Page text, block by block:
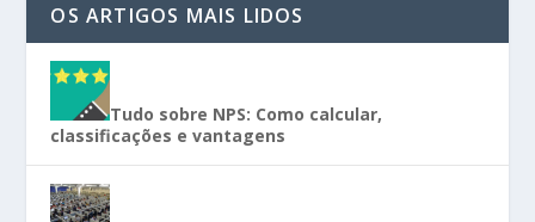
OS ARTIGOS MAIS LIDOS
Tudo sobre NPS: Como calcular,
classificações e vantagens